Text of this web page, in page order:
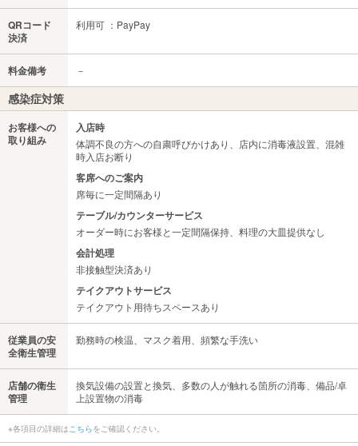
QRコード
決済
利用可 ：PayPay
料金備考 －
感染症対策
お客様への
取り組み
入店時
体調不良の方への自粛呼びかけあり、店内に消毒液設置、混雑
時入店お断り
客席へのご案内
席毎に一定間隔あり
テーブル/カウンターサービス
オーダー時にお客様と一定間隔保持、料理の大皿提供なし
会計処理
非接触型決済あり
テイクアウトサービス
テイクアウト用待ちスペースあり
従業員の安
全衛生管理
勤務時の検温、マスク着用、頻繁な手洗い
店舗の衛生
管理
換気設備の設置と換気、多数の人が触れる箇所の消毒、備品/卓
上設置物の消毒
※各項目の詳細はこちらをご確認ください。